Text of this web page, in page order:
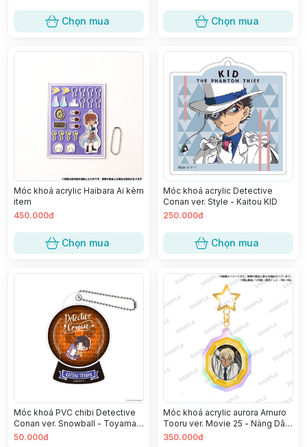
Chọn mua Chọn mua
Móc khoá acrylic Haibara Ai kèm
item
450.000đ
Chọn mua
Móc khoá acrylic Detective
Conan ver. Style - Kaitou KID
250.000đ
Chọn mua
Móc khoá PVC chibi Detective
Conan ver. Snowball - Toyama
Kazuha
50.000đ
Móc khoá acrylic aurora Amuro
Tooru ver. Movie 25 - Nàng Dâu
Halloween
350.000đ